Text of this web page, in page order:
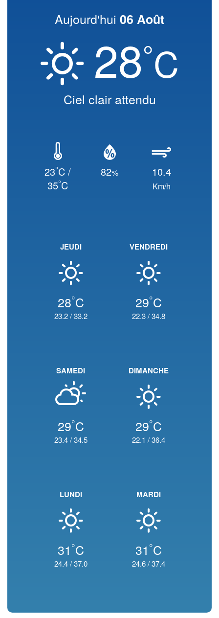
Aujourd'hui 06 Août
28°C
Ciel clair attendu
23°C /
35°C
82% 10.4
Km/h
JEUDI
28°C
23.2/33.2
VENDREDI
29°C
22.3/34.8
SAMEDI
29°C
23.4/34.5
DIMANCHE
29°C
22.1 /36.4
LUNDI
31 °C
24.4/37.0
MARDI
31 °C
24.6/37.4